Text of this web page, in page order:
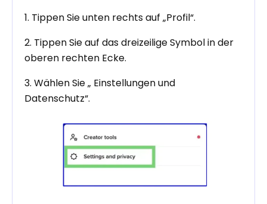
1. Tippen Sie unten rechts auf „Profil“.
2. Tippen Sie auf das dreizeilige Symbol in der
oberen rechten Ecke.
3. Wählen Sie „ Einstellungen und
Datenschutz“.